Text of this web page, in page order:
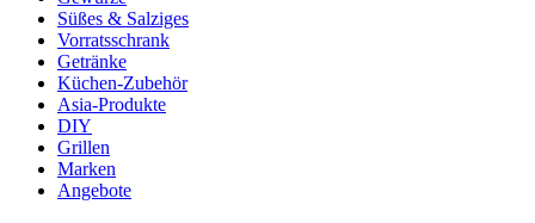
Süßes & Salziges
Vorratsschrank
Getränke
Küchen-Zubehör
Asia-Produkte
DIY
Grillen
Marken
Angebote